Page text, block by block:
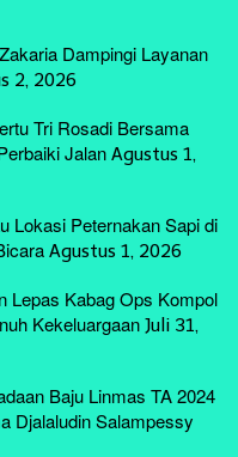
Dampingi Layanan
2, 2026
Tri Rosadi Bersama
Jalan Agustus 1,
Lokasi Peternakan Sapi di
Agustus 1, 2026
Lepas Kabag Ops Kompol
Kekeluargaan Juli 31,
Baju Linmas TA 2024
Djalaludin Salampessy